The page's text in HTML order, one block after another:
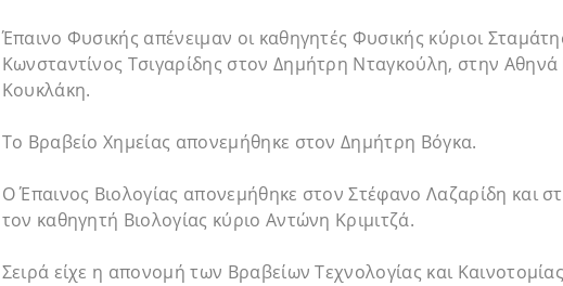
Έπαινο Φυσικής απένειμαν οι καθηγητές Φυσικής κύριοι
Κωνσταντίνος Τσιγαρίδης στον Δημήτρη Νταγκούλη, στην
Κουκλάκη.
Το Βραβείο Χημείας απονεμήθηκε στον Δημήτρη Βόγκα.
Ο Έπαινος Βιολογίας απονεμήθηκε στον Στέφανο Λαζαρίδη και
τον καθηγητή Βιολογίας κύριο Αντώνη Κριμιτζά.
Σειρά είχε η απονομή των Βραβείων Τεχνολογίας και